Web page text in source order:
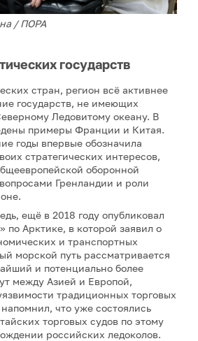
/ ПОРА
государств
стран, регион всё активнее
государств, не имеющих
Ледовитому океану. В
примеры Франции и Китая.
годы впервые обозначила
стратегических интересов,
оборонной
Гренландии и роли
ещё в 2018 году опубликовал
по Арктике, в которой заявил о
и транспортных
морской путь рассматривается
и потенциально более
между Азией и Европой,
традиционных торговых
что уже состоялись
торговых судов по этому
российских ледоколов.